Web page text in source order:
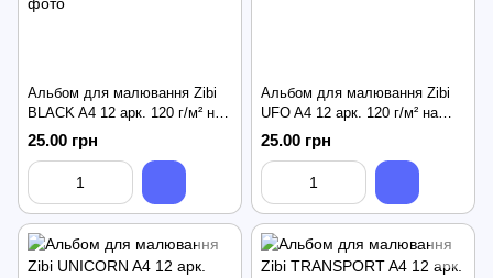
Альбом для малювання Zibi
BLACK A4 12 арк. 120 г/м² на
скобі, чорний (ZB.1421-01)
25.00 грн
Альбом для малювання Zibi
UFO A4 12 арк. 120 г/м² на
скобі, зелений (ZB.1421-04)
25.00 грн